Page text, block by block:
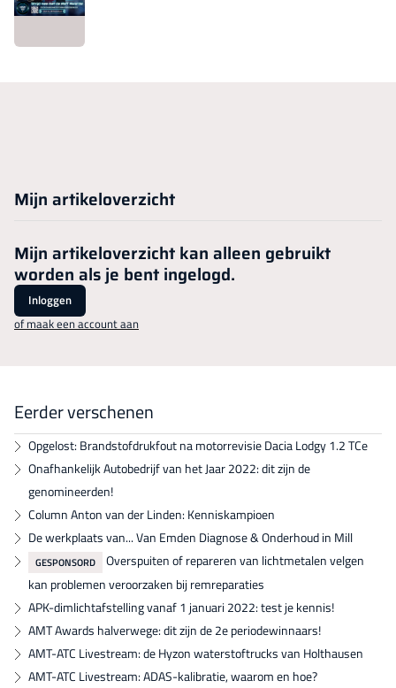
Mijn artikeloverzicht
Mijn artikeloverzicht kan alleen gebruikt
worden als je bent ingelogd.
Inloggen
of maak een account aan
Eerder verschenen
Opgelost: Brandstofdrukfout na motorrevisie Dacia Lodgy 1.2 TCe
Onafhankelijk Autobedrijf van het Jaar 2022: dit zijn de
genomineerden!
Column Anton van der Linden: Kenniskampioen
De werkplaats van... Van Emden Diagnose & Onderhoud in Mill
GESPONSORD
Overspuiten of repareren van lichtmetalen velgen
kan problemen veroorzaken bij remreparaties
APK-dimlichtafstelling vanaf 1 januari 2022: test je kennis!
AMT Awards halverwege: dit zijn de 2e periodewinnaars!
AMT-ATC Livestream: de Hyzon waterstoftrucks van Holthausen
AMT-ATC Livestream: ADAS-kalibratie, waarom en hoe?